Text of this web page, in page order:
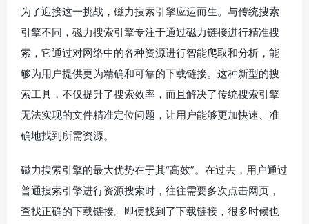
为了迎接这一挑战， 磁力搜索引擎应运而生。与传统搜索
引擎不同， 磁力搜索引擎专注于通过磁力链接进行精准搜
索，它通过对网络中的各种资源进行智能爬取和分析，能
够为用户提供更为精确和可靠的下载链接。这种新型的搜
索工具，不仅提升了搜索效率，而且解决了传统搜索引擎
无法实现的文件精准定位问题，让用户能够更加快速、准
确地找到所需资源。
磁力搜索引擎的最大优势在于其“高效”。在过去，用户通过
普通搜索引擎进行资源搜索时，往往需要多次点击网页，
查找正确的下载链接。即便找到了下载链接，很多时候也